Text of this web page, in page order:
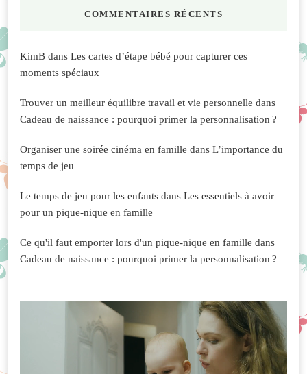
COMMENTAIRES RÉCENTS
KimB dans Les cartes d’étape bébé pour capturer ces
moments spéciaux
Trouver un meilleur équilibre travail et vie personnelle dans
Cadeau de naissance : pourquoi primer la personnalisation ?
Organiser une soirée cinéma en famille dans L’importance du
temps de jeu
Le temps de jeu pour les enfants dans Les essentiels à avoir
pour un pique-nique en famille
Ce qu'il faut emporter lors d'un pique-nique en famille dans
Cadeau de naissance : pourquoi primer la personnalisation ?